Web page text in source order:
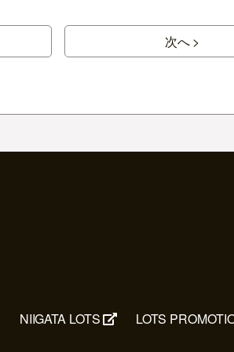
次へ >
NIIGATA LOTS LOTS